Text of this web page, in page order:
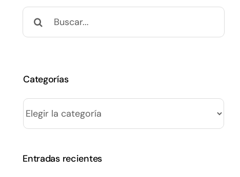
Buscar:
Categorías
Categorías
Entradas recientes